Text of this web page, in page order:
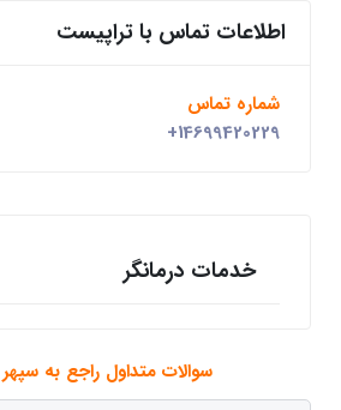
اطلاعات تماس با تراپیست
شماره تماس
+14699420229
خدمات درمانگر
سوالات متداول راجع به